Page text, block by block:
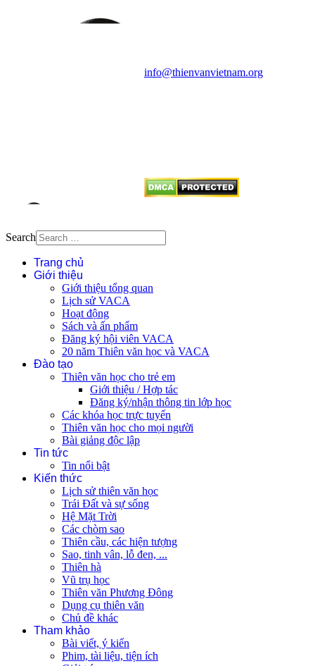
info@thienvanvietnam.org
Search
Trang chủ
Giới thiệu
Giới thiệu tổng quan
Lịch sử VACA
Hoạt động
Sách và ấn phẩm
Đăng ký hội viên VACA
20 năm Thiên văn học và VACA
Đào tạo
Thiên văn học cho trẻ em
Giới thiệu / Hợp tác
Đăng ký/nhận thông tin lớp học
Các khóa học trực tuyến
Thiên văn học cho mọi người
Bài giảng độc lập
Tin tức
Tin nổi bật
Kiến thức
Lịch sử thiên văn học
Trái Đất và sự sống
Hệ Mặt Trời
Các chòm sao
Thiên cầu, các hiện tượng
Sao, tinh vân, lỗ đen, ...
Thiên hà
Vũ trụ học
Thiên văn Phương Đông
Dụng cụ thiên văn
Chủ đề khác
Tham khảo
Bài viết, ý kiến
Phim, tài liệu, tiện ích